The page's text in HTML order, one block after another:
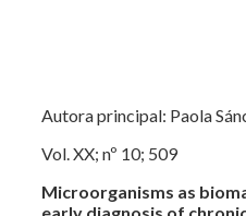
Autora principal: Paola
Vol. XX; nº 10; 509
Microorganisms as